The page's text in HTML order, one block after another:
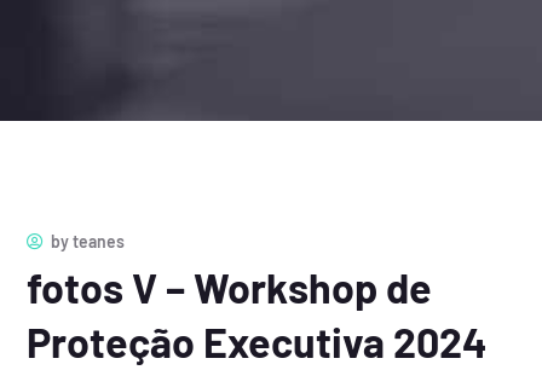
byteanes
fotos V – Workshop de
Proteção Executiva 2024